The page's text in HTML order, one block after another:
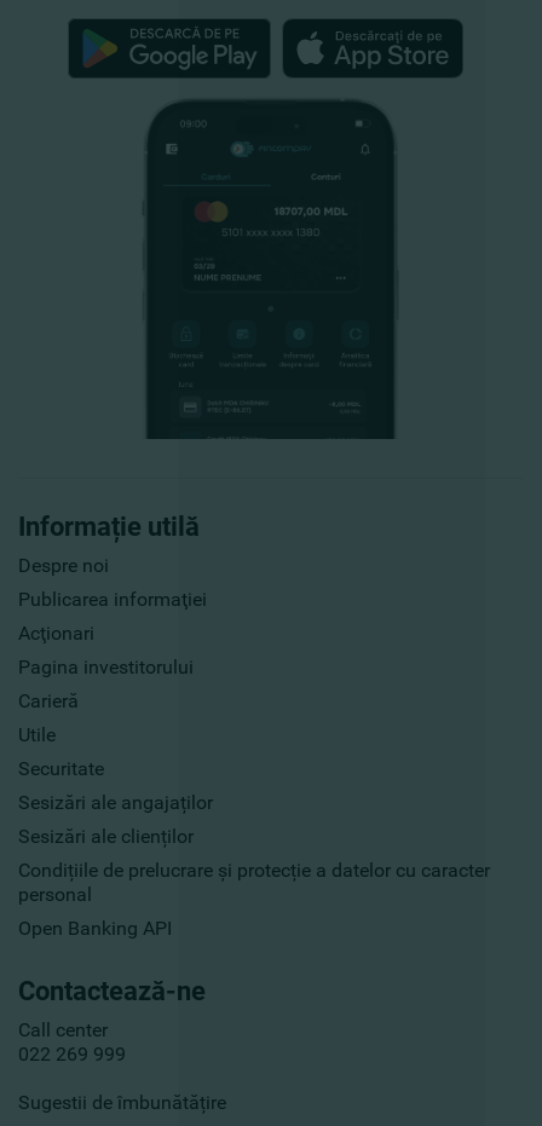
Informație utilă
Despre noi
Publicarea informaţiei
Acţionari
Pagina investitorului
Carieră
Utile
Securitate
Sesizări ale angajaților
Sesizări ale clienților
Condițiile de prelucrare și protecție a datelor cu caracter
personal
Open Banking API
Contactează-ne
Call center
022 269 999
Sugestii de îmbunătățire